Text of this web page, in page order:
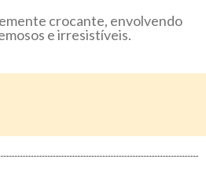
crocante, envolvendo
e irresistíveis.